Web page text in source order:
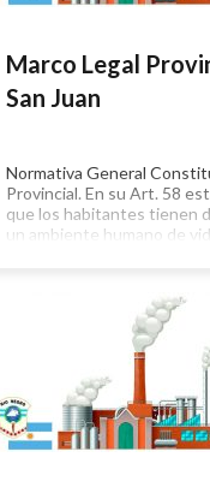
Marco Legal
San Juan
Normativa General
Provincial. En su Art. 58
que los habitantes tienen
un ambiente humano de
al Estado Provincial por sí o
apelación a iniciativas
prevenir y controlar la
y sus efectos, y las formas
perjudiciales de erosión […]